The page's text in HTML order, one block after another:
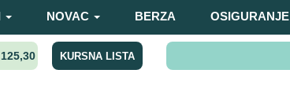
NOVAC BERZA OSIGURANJE
125,30 KURSNA LISTA